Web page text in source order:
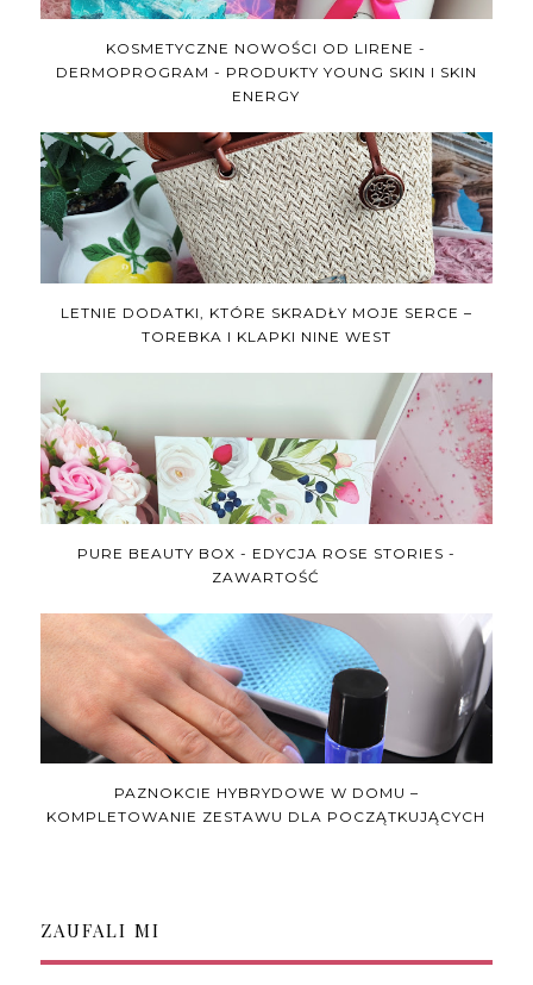
KOSMETYCZNE NOWOŚCI OD LIRENE -
DERMOPROGRAM - PRODUKTY YOUNG SKIN I SKIN
ENERGY
LETNIE DODATKI, KTÓRE SKRADŁY MOJE SERCE –
TOREBKA I KLAPKI NINE WEST
PURE BEAUTY BOX - EDYCJA ROSE STORIES -
ZAWARTOŚĆ
PAZNOKCIE HYBRYDOWE W DOMU –
KOMPLETOWANIE ZESTAWU DLA POCZĄTKUJĄCYCH
ZAUFALI MI